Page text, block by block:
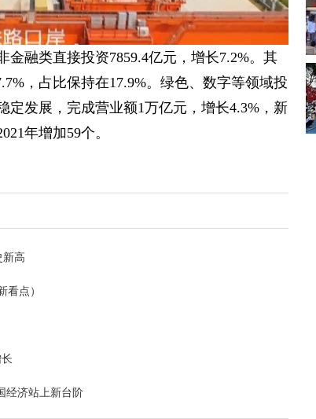
金融类直接投资7859.4亿元，增长7.2%。其
，占比保持在17.9%。绿色、数字等领域投
定发展，完成营业额1万亿元，增长4.3%，新
年增加59个。
高
点）
经济站上新台阶